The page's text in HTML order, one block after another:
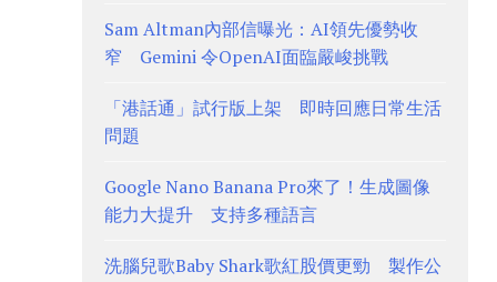
Sam Altman內部信曝光：AI領先優勢收
窄 Gemini 令OpenAI面臨嚴峻挑戰
「港話通」試行版上架 即時回應日常生活
問題
Google Nano Banana Pro來了！生成圖像
能力大提升 支持多種語言
洗腦兒歌Baby Shark歌紅股價更勁 製作公